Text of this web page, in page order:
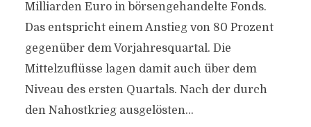
Milliarden Euro in börsengehandelte Fonds.
Das entspricht einem Anstieg von 80 Prozent
gegenüber dem Vorjahresquartal. Die
Mittelzuflüsse lagen damit auch über dem
Niveau des ersten Quartals. Nach der durch
den Nahostkrieg ausgelösten...